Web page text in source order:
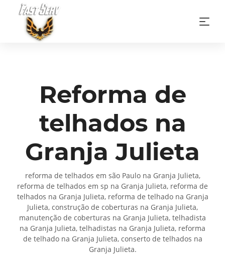
Reforma de
telhados na
Granja Julieta
reforma de telhados em são Paulo na Granja Julieta,
reforma de telhados em sp na Granja Julieta, reforma de
telhados na Granja Julieta, reforma de telhado na Granja
Julieta, construção de coberturas na Granja Julieta,
manutenção de coberturas na Granja Julieta, telhadista
na Granja Julieta, telhadistas na Granja Julieta, reforma
de telhado na Granja Julieta, conserto de telhados na
Granja Julieta.